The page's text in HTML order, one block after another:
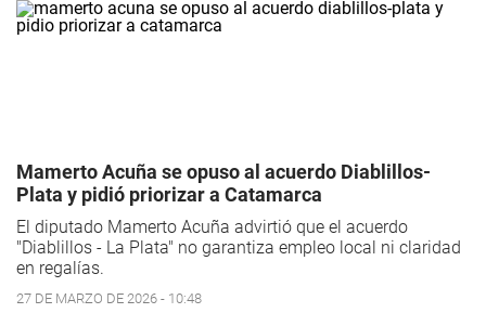
Mamerto Acuña se opuso al acuerdo Diablillos-
Plata y pidió priorizar a Catamarca
El diputado Mamerto Acuña advirtió que el acuerdo
"Diablillos - La Plata" no garantiza empleo local ni claridad
en regalías.
27 DE MARZO DE 2026 - 10:48